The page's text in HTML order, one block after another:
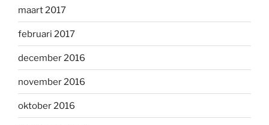
maart 2017
februari 2017
december 2016
november 2016
oktober 2016